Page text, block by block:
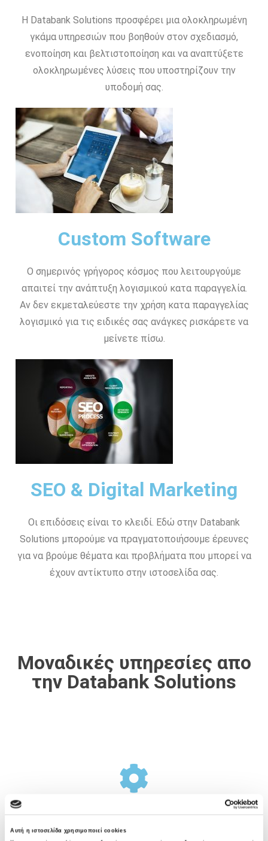
Αυτή η ιστοσελίδα χρησιμοποιεί cookies
Η Databank Solutions προσφέρει μια ολοκληρωμένη
γκάμα υπηρεσιών που βοηθούν στον σχεδιασμό,
ενοποίηση και βελτιστοποίηση και να αναπτύξετε
ολοκληρωμένες λύσεις που υποστηρίζουν την
υποδομή σας.
Custom Software
Ο σημερινός γρήγορος κόσμος που λειτουργούμε
απαιτεί την ανάπτυξη λογισμικού κατα παραγγελία.
Αν δεν εκμεταλεύεστε την χρήση κατα παραγγελίας
λογισμικό για τις ειδικές σας ανάγκες ρισκάρετε να
μείνετε πίσω.
SEO & Digital Marketing
Οι επιδόσεις είναι το κλειδί. Εδώ στην Databank
Solutions μπορούμε να πραγματοποιήσουμε έρευνες
για να βρούμε θέματα και προβλήματα που μπορεί να
έχουν αντίκτυπο στην ιστοσελίδα σας.
Μοναδικές υπηρεσίες απο
την Databank Solutions
Σχεδιασμός Υποδομής
Η Databank Solutions προσφέρει μια ολοκληρωμένη